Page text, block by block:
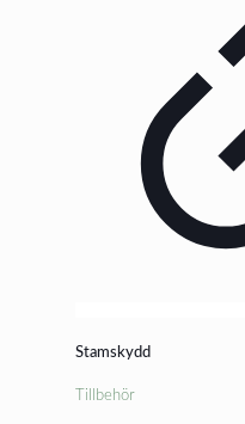
Stamskydd
Tillbehör